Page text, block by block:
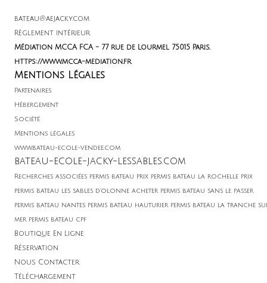
bateau@aejacky.com
Règlement intérieur
Médiation MCCA FCA - 77 rue de Lourmel 75015 Paris.
https://www.mcca-mediation.fr
Mentions Légales
Partenaires
Hébergement
Société
Mentions légales
www.bateau-ecole-vendee.com
bateau-ecole-jacky-lessables.com
Recherches associées permis bateau prix permis bateau la rochelle prix
permis bateau les sables d'olonne acheter permis bateau sans le passer
permis bateau nantes permis bateau hauturier permis bateau la tranche
mer permis bateau cpf
Boutique En Ligne
Réservation
Nous Contacter
Téléchargement